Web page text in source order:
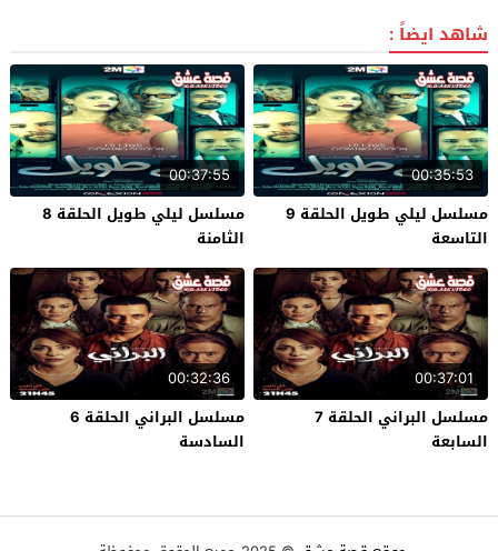
شاهد ايضاً :
00:35:53
مسلسل ليلي طويل الحلقة 9
التاسعة
00:37:55
مسلسل ليلي طويل الحلقة 8
الثامنة
00:37:01
مسلسل البراني الحلقة 7
السابعة
00:32:36
مسلسل البراني الحلقة 6
السادسة